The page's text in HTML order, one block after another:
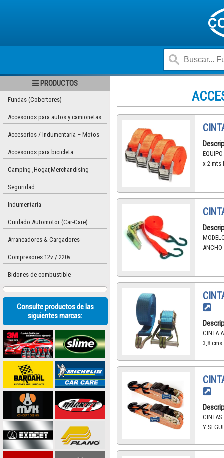
PRODUCTOS
Fundas (Cobertores)
Accesorios para autos y camionetas
Accesorios / Indumentaria – Motos
Accesorios para bicicleta
Camping ,Hogar,Merchandising
Seguridad
Indumentaria
Cuidado Automotor (Car-Care)
Arrancadores & Cargadores
Compresores 12v / 220v
Bidones de combustible
Consulte productos de las
siguientes marcas:
x 2 mts
CINTA
3,8
CINTAS
Y